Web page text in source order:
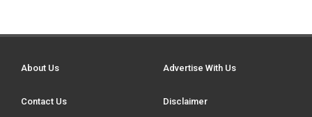
About Us Advertise With Us
Contact Us Disclaimer